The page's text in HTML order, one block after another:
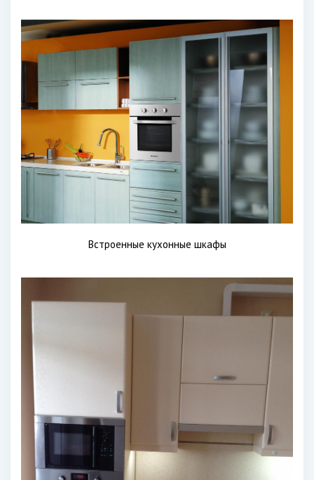
Встроенные кухонные шкафы